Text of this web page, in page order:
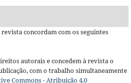
concordam com os seguintes
autorais e concedem à revista o
com o trabalho simultaneamente
Commons - Atribuição 4.0